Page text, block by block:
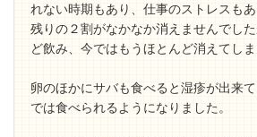
れない時期もあり、仕事のストレスも
残りの２割がなかなか消えませんでし
ど飲み、今ではもうほとんど消えてしま
卵のほかにサバも食べると湿疹が出来
では食べられるようになりました。